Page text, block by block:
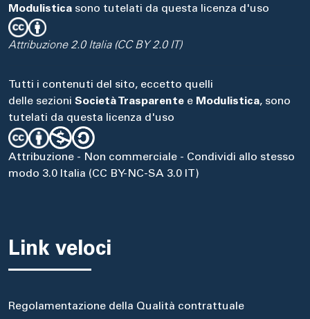
Modulistica sono tutelati da questa licenza d'uso
Attribuzione 2.0 Italia (CC BY 2.0 IT)
Tutti i contenuti del sito, eccetto quelli
delle sezioni Società Trasparente e Modulistica, sono
tutelati da questa licenza d'uso
Attribuzione - Non commerciale - Condividi allo stesso
modo 3.0 Italia (CC BY-NC-SA 3.0 IT)
Link veloci
Regolamentazione della Qualità contrattuale